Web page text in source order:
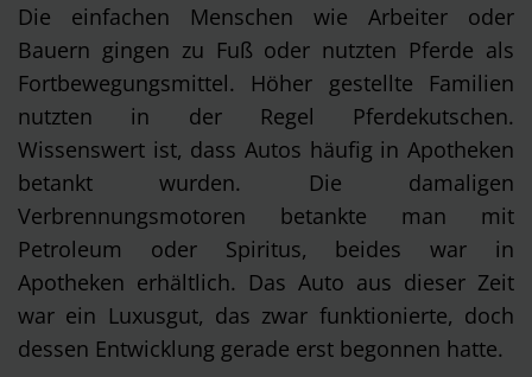
Die einfachen Menschen wie Arbeiter oder
Bauern gingen zu Fuß oder nutzten Pferde als
Fortbewegungsmittel. Höher gestellte Familien
nutzten in der Regel Pferdekutschen.
Wissenswert ist, dass Autos häufig in Apotheken
betankt wurden. Die damaligen
Verbrennungsmotoren betankte man mit
Petroleum oder Spiritus, beides war in
Apotheken erhältlich. Das Auto aus dieser Zeit
war ein Luxusgut, das zwar funktionierte, doch
dessen Entwicklung gerade erst begonnen hatte.